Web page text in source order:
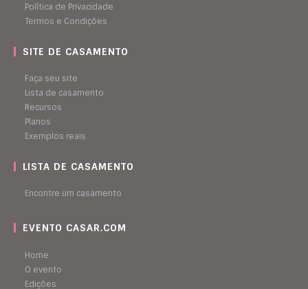
Política de Privacidade
Termos e Condições
SITE DE CASAMENTO
Faça seu site
Lista de casamento
Recursos
Planos
Exemplos reais
LISTA DE CASAMENTO
Encontre um casamento
EVENTO CASAR.COM
Home
O evento
Edições